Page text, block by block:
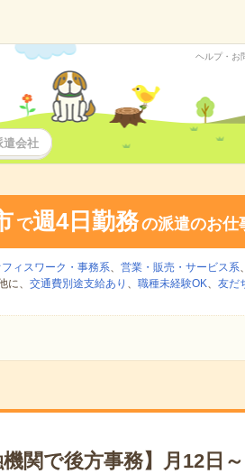
ヘルプ・お
遣会社
で週4日勤務の派遣のお仕
フィスワーク・事務系、 営業・販売・サービス系、
に、 交通費別途支給あり 、 職種未経験OK、 友だ
関で後方事務】月12日